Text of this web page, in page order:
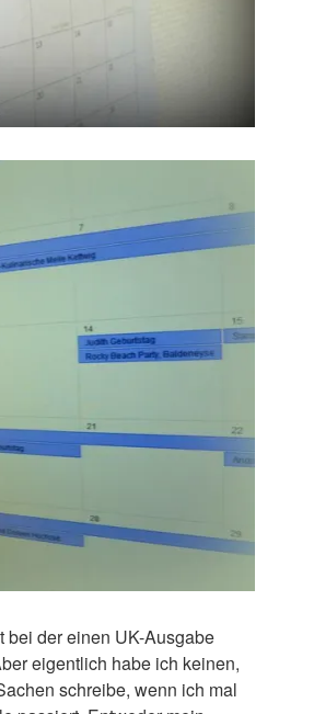
bei der einen UK-Ausgabe
eigentlich habe ich keinen,
schreibe, wenn ich mal